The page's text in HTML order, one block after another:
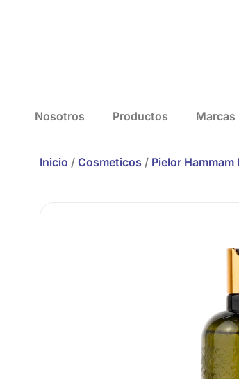
Nosotros Productos Marcas
Inicio / Cosmeticos / Pielor Hammam